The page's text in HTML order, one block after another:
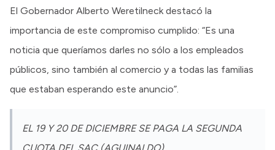
El Gobernador Alberto Weretilneck destacó la
importancia de este compromiso cumplido: “Es una
noticia que queríamos darles no sólo a los empleados
públicos, sino también al comercio y a todas las familias
que estaban esperando este anuncio”.
EL 19 Y 20 DE DICIEMBRE SE PAGA LA SEGUNDA
CUOTA DEL SAC (AGUINALDO)